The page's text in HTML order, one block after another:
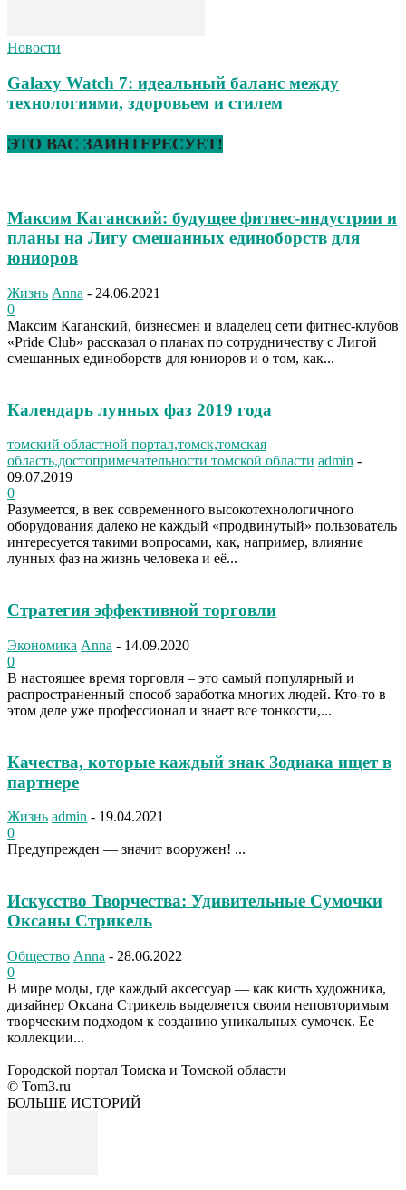
Новости
Galaxy Watch 7: идеальный баланс между
технологиями, здоровьем и стилем
ЭТО ВАС ЗАИНТЕРЕСУЕТ!
Максим Каганский: будущее фитнес-индустрии и
планы на Лигу смешанных единоборств для
юниоров
Жизнь Anna - 24.06.2021
0
Максим Каганский, бизнесмен и владелец сети фитнес-клубов
«Pride Club» рассказал о планах по сотрудничеству с Лигой
смешанных единоборств для юниоров и о том, как...
Календарь лунных фаз 2019 года
томский областной портал,томск,томская
область,достопримечательности томской области admin -
09.07.2019
0
Разумеется, в век современного высокотехнологичного
оборудования далеко не каждый «продвинутый» пользователь
интересуется такими вопросами, как, например, влияние
лунных фаз на жизнь человека и её...
Стратегия эффективной торговли
Экономика Anna - 14.09.2020
0
В настоящее время торговля – это самый популярный и
распространенный способ заработка многих людей. Кто-то в
этом деле уже профессионал и знает все тонкости,...
Качества, которые каждый знак Зодиака ищет в
партнере
Жизнь admin - 19.04.2021
0
Предупрежден — значит вооружен! ...
Искусство Творчества: Удивительные Сумочки
Оксаны Стрикель
Общество Anna - 28.06.2022
0
В мире моды, где каждый аксессуар — как кисть художника,
дизайнер Оксана Стрикель выделяется своим неповторимым
творческим подходом к созданию уникальных сумочек. Ее
коллекции...
Городской портал Томска и Томской области
© Tom3.ru
БОЛЬШЕ ИСТОРИЙ